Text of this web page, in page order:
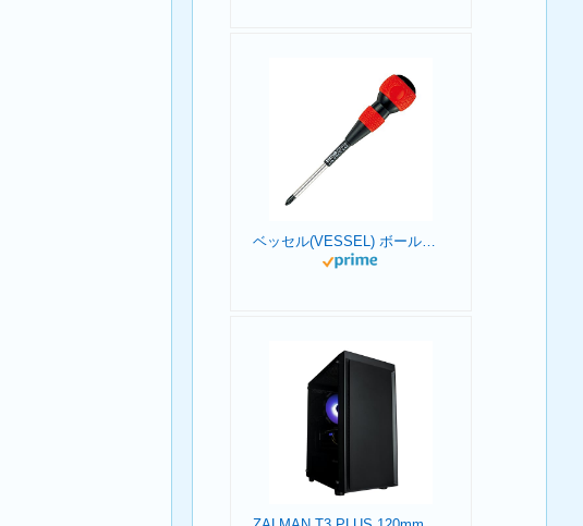
ベッセル(VESSEL) ボールグリップドライバー +2×100 220